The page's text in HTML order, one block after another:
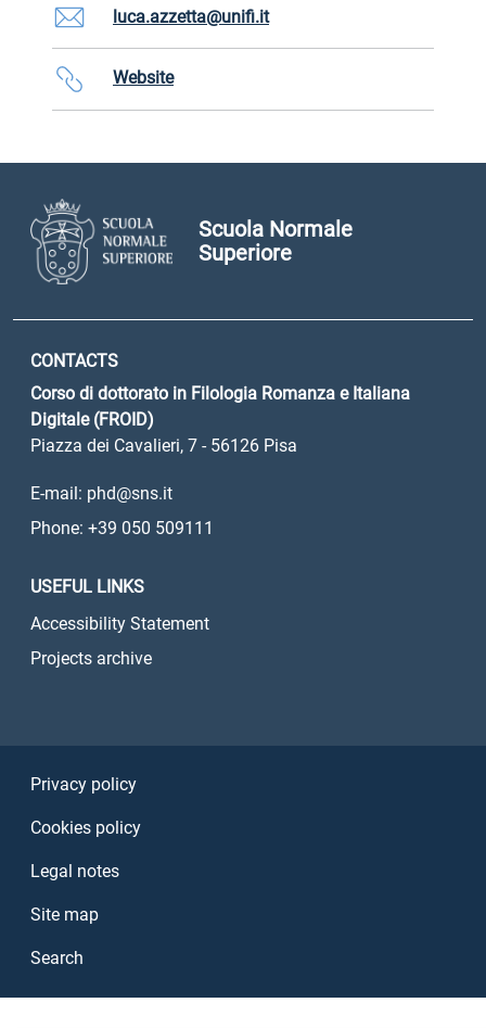
luca.azzetta@unifi.it
Website
Scuola Normale
Superiore
CONTACTS
Corso di dottorato in Filologia Romanza e Italiana
Digitale (FROID)
Piazza dei Cavalieri, 7 - 56126 Pisa
E-mail: phd@sns.it
Phone: +39 050 509111
USEFUL LINKS
Accessibility Statement
Projects archive
Privacy policy
Cookies policy
Legal notes
Site map
Search